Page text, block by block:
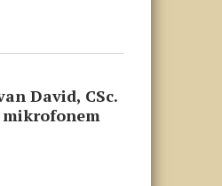
David, CSc.